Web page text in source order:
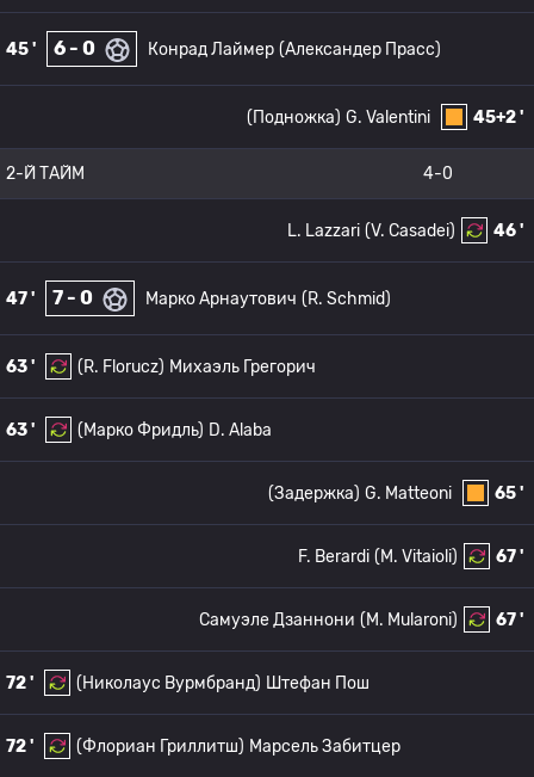
45 ' 6 - 0 Конрад Лаймер (Александер Прасс)
45+2 '
G. Valentini
(Подножка)
2-Й ТАЙМ 4-0
46 '
(V. Casadei)
L. Lazzari
47 ' 7 - 0 Марко Арнаутович (R. Schmid)
63 ' (R. Florucz) Михаэль Грегорич
63 ' (Марко Фридль) D. Alaba
65 '
G. Matteoni
(Задержка)
67 '
(M. Vitaioli)
F. Berardi
67 '
(M. Mularoni)
Самуэле Дзаннони
72 ' (Николаус Вурмбранд) Штефан Пош
72 ' (Флориан Гриллитш) Марсель Забитцер